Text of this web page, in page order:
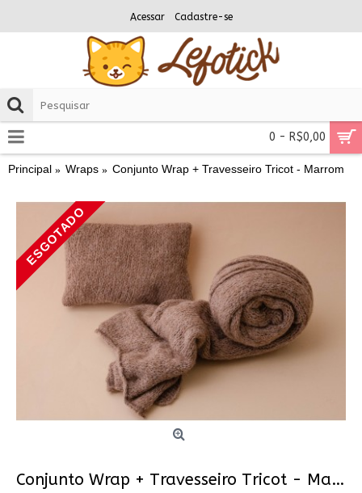
Acessar Cadastre-se
0 - R$0,00
Principal Wraps Conjunto Wrap + Travesseiro Tricot - Marrom
ESGOTADO
Conjunto Wrap + Travesseiro Tricot - Marrom